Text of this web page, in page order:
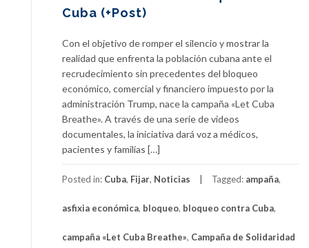
Cuba (+Post)
Con el objetivo de romper el silencio y mostrar la
realidad que enfrenta la población cubana ante el
recrudecimiento sin precedentes del bloqueo
económico, comercial y financiero impuesto por la
administración Trump, nace la campaña «Let Cuba
Breathe». A través de una serie de videos
documentales, la iniciativa dará voz a médicos,
pacientes y familias […]
Posted in: Cuba, Fijar, Noticias Tagged: ampaña,
asfixia económica, bloqueo, bloqueo contra Cuba,
campaña «Let Cuba Breathe», Campaña de Solidaridad